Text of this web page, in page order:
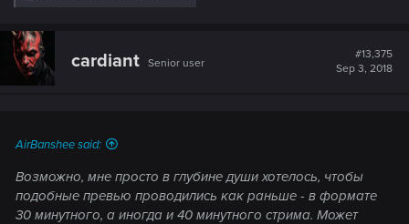
c
t
i
cardiant Senior user
#13,375
Sep 3, 2018
AirBanshee said:
Возможно, мне просто в глубине души хотелось, чтобы
подобные превью проводились как раньше - в формате
30 минутного, а иногда и 40 минутного стрима. Может